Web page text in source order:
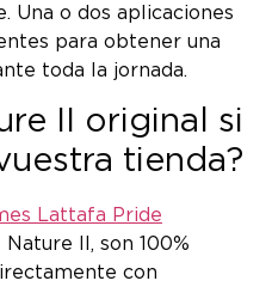
Una o dos aplicaciones
para obtener una
toda la jornada.
II original si
tienda?
Lattafa Pride
II, son 100%
con